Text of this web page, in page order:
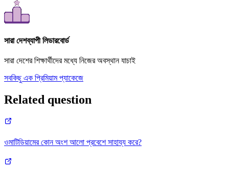
সারা দেশব্যাপী লিডারবোর্ড
সারা দেশের শিক্ষার্থীদের মধ্যে নিজের অবস্থান যাচাই
সবকিছু এক প্রিমিয়াম প্যাকেজে
Related question
ওমাটিডিয়ামের কোন অংশ আলো প্রবেশে সাহায্য করে?